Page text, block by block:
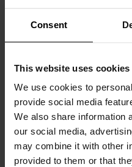
Consent
This website uses cookies
We use cookies to
provide social media
We also share information
our social media,
may combine it with other
provided to them or that
lässig oder einfach so.
angenehmer zu tragen als
Material: 94 % Bio-
Das Model auf dem Bild ist
Spezifikation